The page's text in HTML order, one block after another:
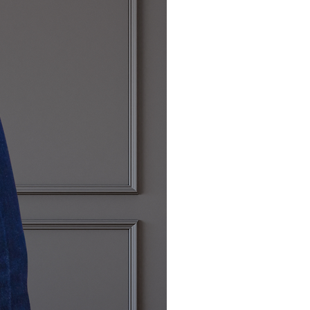
pueden contactar con
dirección de correo
o envíos erróneos,
correrán a cargo de CORINTO
de los cambios y devoluciones
correrán a cargo del
un coste de 5€ en España